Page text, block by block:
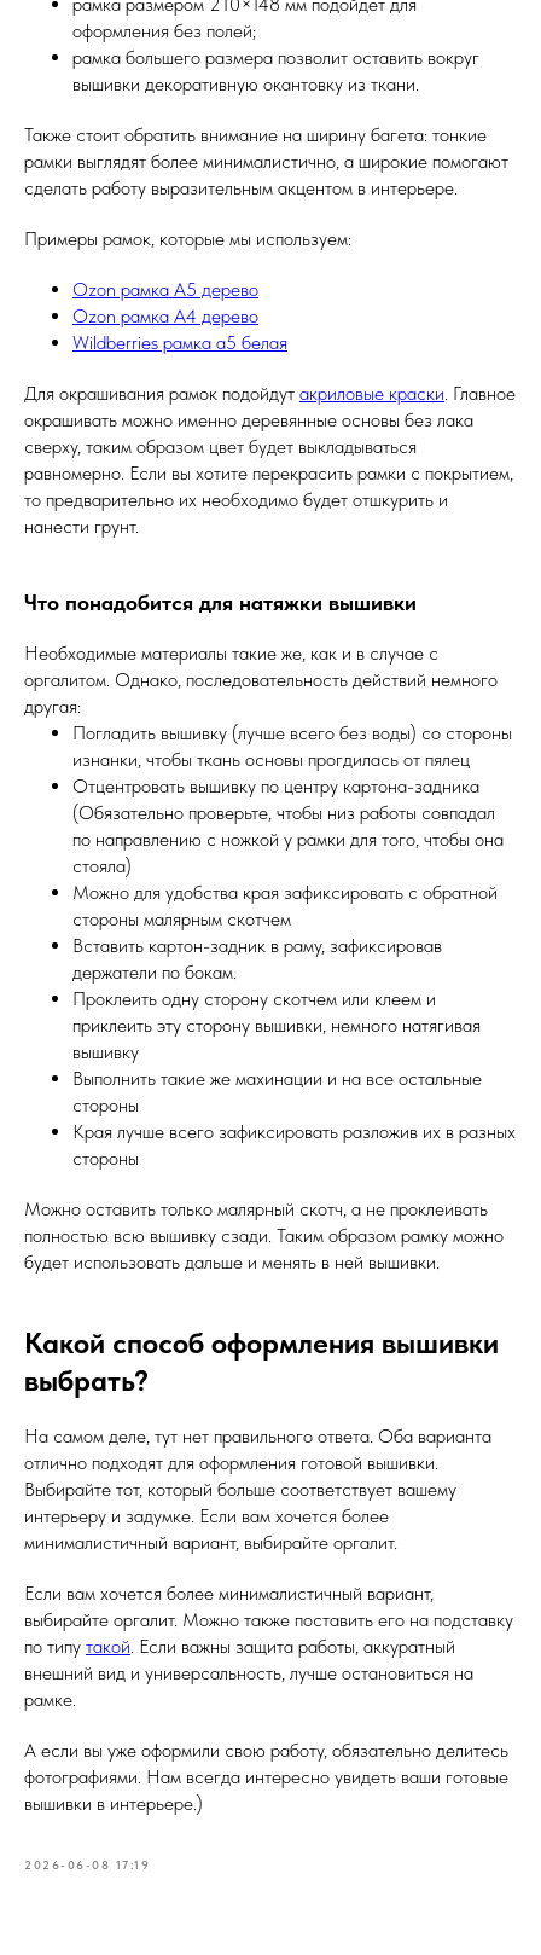
рамка размером 210×148 мм подойдет для
оформления без полей;
рамка большего размера позволит оставить вокруг
вышивки декоративную окантовку из ткани.
Также стоит обратить внимание на ширину багета: тонкие
рамки выглядят более минималистично, а широкие помогают
сделать работу выразительным акцентом в интерьере.
Примеры рамок, которые мы используем:
Ozon рамка А5 дерево
Ozon рамка А4 дерево
Wildberries рамка а5 белая
Для окрашивания рамок подойдут акриловые краски. Главное
окрашивать можно именно деревянные основы без лака
сверху, таким образом цвет будет выкладываться
равномерно. Если вы хотите перекрасить рамки с покрытием,
то предварительно их необходимо будет отшкурить и
нанести грунт.
Что понадобится для натяжки вышивки
Необходимые материалы такие же, как и в случае с
оргалитом. Однако, последовательность действий немного
другая:
Погладить вышивку (лучше всего без воды) со стороны
изнанки, чтобы ткань основы прогдилась от пялец
Отцентровать вышивку по центру картона-задника
(Обязательно проверьте, чтобы низ работы совпадал
по направлению с ножкой у рамки для того, чтобы она
стояла)
Можно для удобства края зафиксировать с обратной
стороны малярным скотчем
Вставить картон-задник в раму, зафиксировав
держатели по бокам.
Проклеить одну сторону скотчем или клеем и
приклеить эту сторону вышивки, немного натягивая
вышивку
Выполнить такие же махинации и на все остальные
стороны
Края лучше всего зафиксировать разложив их в разных
стороны
Можно оставить только малярный скотч, а не проклеивать
полностью всю вышивку сзади. Таким образом рамку можно
будет использовать дальше и менять в ней вышивки.
Какой способ оформления вышивки
выбрать?
На самом деле, тут нет правильного ответа. Оба варианта
отлично подходят для оформления готовой вышивки.
Выбирайте тот, который больше соответствует вашему
интерьеру и задумке. Если вам хочется более
минималистичный вариант, выбирайте оргалит.
Если вам хочется более минималистичный вариант,
выбирайте оргалит. Можно также поставить его на подставку
по типу такой. Если важны защита работы, аккуратный
внешний вид и универсальность, лучше остановиться на
рамке.
А если вы уже оформили свою работу, обязательно делитесь
фотографиями. Нам всегда интересно увидеть ваши готовые
вышивки в интерьере.)
2026-06-08 17:19